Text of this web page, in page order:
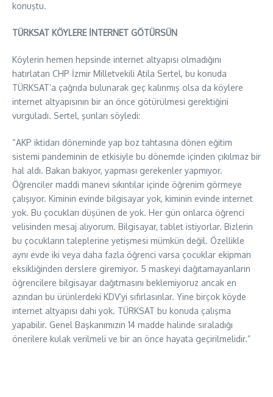
konuştu.
TÜRKSAT KÖYLERE İNTERNET GÖTÜRSÜN
Köylerin hemen hepsinde internet altyapısı olmadığını
hatırlatan CHP İzmir Milletvekili Atila Sertel, bu konuda
TÜRKSAT’a çağrıda bulunarak geç kalınmış olsa da köylere
internet altyapısının bir an önce götürülmesi gerektiğini
vurguladı. Sertel, şunları söyledi:
“AKP iktidarı döneminde yap boz tahtasına dönen eğitim
sistemi pandeminin de etkisiyle bu dönemde içinden çıkılmaz bir
hal aldı. Bakan bakıyor, yapması gerekenler yapmıyor.
Öğrenciler maddi manevi sıkıntılar içinde öğrenim görmeye
çalışıyor. Kiminin evinde bilgisayar yok, kiminin evinde internet
yok. Bu çocukları düşünen de yok. Her gün onlarca öğrenci
velisinden mesaj alıyorum. Bilgisayar, tablet istiyorlar. Bizlerin
bu çocukların taleplerine yetişmesi mümkün değil. Özellikle
aynı evde iki veya daha fazla öğrenci varsa çocuklar ekipman
eksikliğinden derslere giremiyor. 5 maskeyi dağıtamayanların
öğrencilere bilgisayar dağıtmasını beklemiyoruz ancak en
azından bu ürünlerdeki KDV’yi sıfırlasınlar. Yine birçok köyde
internet altyapısı dahi yok. TÜRKSAT bu konuda çalışma
yapabilir. Genel Başkanımızın 14 madde halinde sıraladığı
önerilere kulak verilmeli ve bir an önce hayata geçirilmelidir.”